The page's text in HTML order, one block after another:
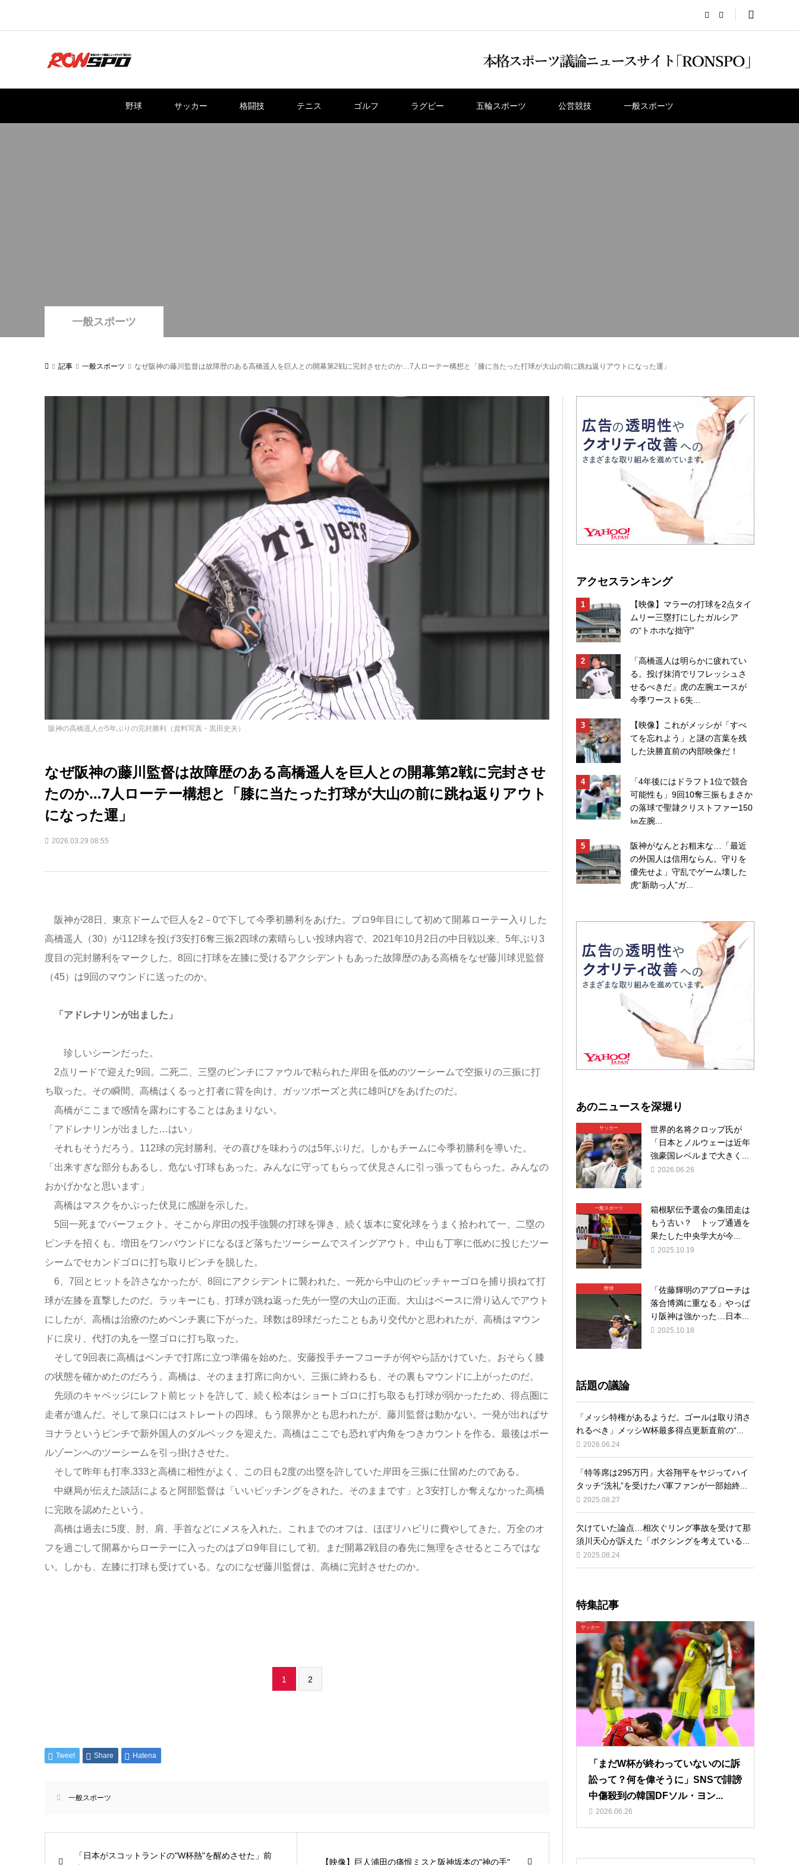
野球 サッカー 格闘技 テニス ゴルフ ラグビー 五輪スポーツ 公営競技 一般スポーツ
一般スポーツ
記事 一般スポーツ なぜ阪神の藤川監督は故障歴のある高橋遥人を巨人との開幕第2戦に完封させたのか…7人ローテー構想と「膝に当たった打球が大山の前に跳ね返りアウトになった運」
阪神の高橋遥人が5年ぶりの完封勝利（資料写真・黒田史夫）
なぜ阪神の藤川監督は故障歴のある高橋遥人を巨人との開幕第2戦に完封させ
たのか…7人ローテー構想と「膝に当たった打球が大山の前に跳ね返りアウト
になった運」
2026.03.29 08:55
阪神が28日、東京ドームで巨人を2－0で下して今季初勝利をあげた。プロ9年目にして初めて開幕ローテー入りした
高橋遥人（30）が112球を投げ3安打6奪三振2四球の素晴らしい投球内容で、2021年10月2日の中日戦以来、5年ぶり3
度目の完封勝利をマークした。8回に打球を左膝に受けるアクシデントもあった故障歴のある高橋をなぜ藤川球児監督
（45）は9回のマウンドに送ったのか。
「アドレナリンが出ました」
珍しいシーンだった。
2点リードで迎えた9回。二死二、三塁のピンチにファウルで粘られた岸田を低めのツーシームで空振りの三振に打
ち取った。その瞬間、高橋はくるっと打者に背を向け、ガッツポーズと共に雄叫びをあげたのだ。
高橋がここまで感情を露わにすることはあまりない。
「アドレナリンが出ました…はい」
それもそうだろう。112球の完封勝利。その喜びを味わうのは5年ぶりだ。しかもチームに今季初勝利を導いた。
「出来すぎな部分もあるし、危ない打球もあった。みんなに守ってもらって伏見さんに引っ張ってもらった。みんなの
おかげかなと思います」
高橋はマスクをかぶった伏見に感謝を示した。
5回一死までパーフェクト。そこから岸田の投手強襲の打球を弾き、続く坂本に変化球をうまく拾われて一、二塁の
ピンチを招くも、増田をワンバウンドになるほど落ちたツーシームでスイングアウト。中山も丁寧に低めに投じたツー
シームでセカンドゴロに打ち取りピンチを脱した。
6、7回とヒットを許さなかったが、8回にアクシデントに襲われた。一死から中山のピッチャーゴロを捕り損ねて打
球が左膝を直撃したのだ。ラッキーにも、打球が跳ね返った先が一塁の大山の正面。大山はベースに滑り込んでアウト
にしたが、高橋は治療のためベンチ裏に下がった。球数は89球だったこともあり交代かと思われたが、高橋はマウン
ドに戻り、代打の丸を一塁ゴロに打ち取った。
そして9回表に高橋はベンチで打席に立つ準備を始めた。安藤投手チーフコーチが何やら話かけていた。おそらく膝
の状態を確かめたのだろう。高橋は、そのまま打席に向かい、三振に終わるも、その裏もマウンドに上がったのだ。
先頭のキャベッジにレフト前ヒットを許して、続く松本はショートゴロに打ち取るも打球が弱かったため、得点圏に
走者が進んだ。そして泉口にはストレートの四球。もう限界かとも思われたが、藤川監督は動かない。一発が出ればサ
ヨナラというピンチで新外国人のダルベックを迎えた。高橋はここでも恐れず内角をつきカウントを作る。最後はボー
ルゾーンへのツーシームを引っ掛けさせた。
そして昨年も打率.333と高橋に相性がよく、この日も2度の出塁を許していた岸田を三振に仕留めたのである。
中継局が伝えた談話によると阿部監督は「いいピッチングをされた。そのままです」と3安打しか奪えなかった高橋
に完敗を認めたという。
高橋は過去に5度、肘、肩、手首などにメスを入れた。これまでのオフは、ほぼリハビリに費やしてきた。万全のオ
フを過ごして開幕からローテーに入ったのはプロ9年目にして初。まだ開幕2戦目の春先に無理をさせるところではな
い。しかも、左膝に打球も受けている。なのになぜ藤川監督は、高橋に完封させたのか。
1 2
Tweet Share Hatena
一般スポーツ
「日本がスコットランドの"W杯熱"を醒めさせた」前
【映像】巨人浦田の痛恨ミスと阪神坂本の"神の手"
アクセスランキング
【映像】マラーの打球を2点タイ
ムリー三塁打にしたガルシア
の“トホホな拙守”
「高橋遥人は明らかに疲れてい
る。投げ抹消でリフレッシュさ
せるべきだ」虎の左腕エースが
今季ワースト6失...
【映像】これがメッシが「すべ
てを忘れよう」と謎の言葉を残
した決勝直前の内部映像だ！
「4年後にはドラフト1位で競合
可能性も」9回10奪三振もまさか
の落球で聖隷クリストファー150
㎞左腕...
阪神がなんとお粗末な…「最近
の外国人は信用ならん。守りを
優先せよ」守乱でゲーム壊した
虎“新助っ人”ガ...
あのニュースを深堀り
サッカー
世界的名将クロップ氏が
「日本とノルウェーは近年
強豪国レベルまで大きく...
2026.06.26
一般スポーツ
箱根駅伝予選会の集団走は
もう古い？ トップ通過を
果たした中央学大が今...
2025.10.19
野球
「佐藤輝明のアプローチは
落合博満に重なる」やっぱ
り阪神は強かった…日本...
2025.10.18
話題の議論
「メッシ特権があるようだ。ゴールは取り消さ
れるべき」メッシW杯最多得点更新直前の“...
2026.06.24
「特等席は295万円」大谷翔平をヤジってハイ
タッチ“洗礼”を受けたパ軍ファンが一部始終...
2025.08.27
欠けていた論点…相次ぐリング事故を受けて那
須川天心が訴えた「ボクシングを考えている...
2025.08.24
特集記事
サッカー
「まだW杯が終わっていないのに訴
訟って？何を偉そうに」SNSで誹謗
中傷殺到の韓国DFソル・ヨン...
2026.06.26